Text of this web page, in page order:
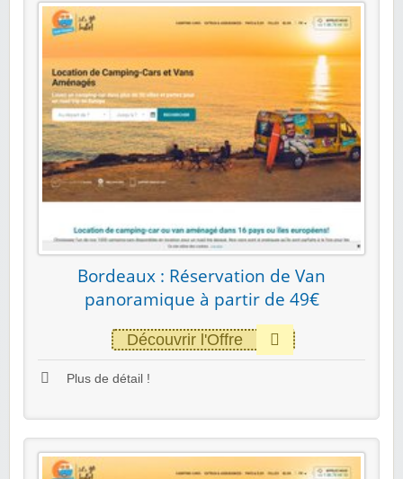
Bordeaux : Réservation de Van
panoramique à partir de 49€
Découvrir l'Offre
Plus de détail !